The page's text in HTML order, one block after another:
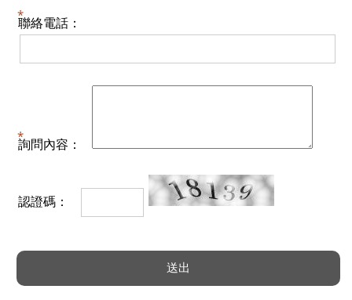
聯絡電話：
詢問內容：
認證碼：